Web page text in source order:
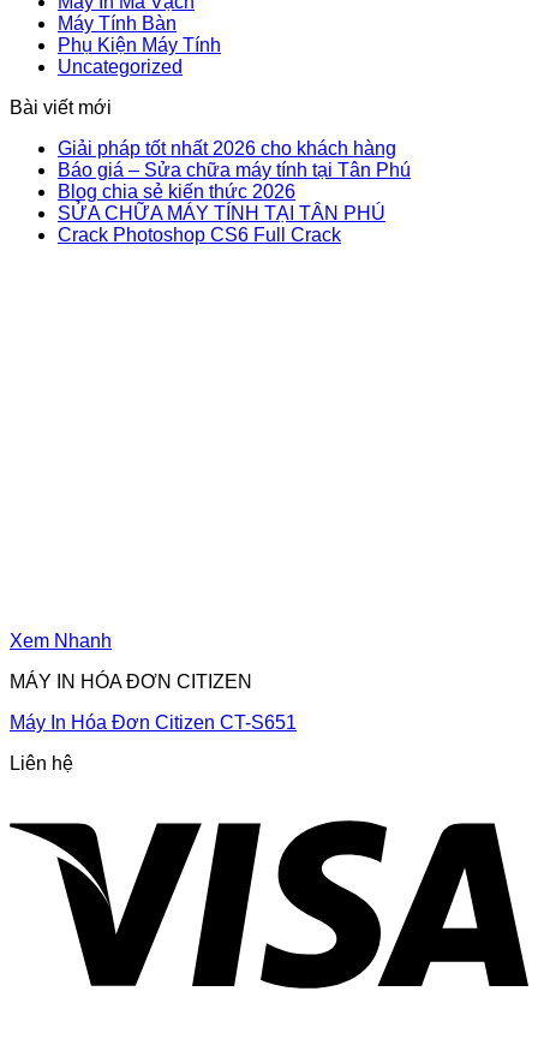
Máy Tính Bàn
Phụ Kiện Máy Tính
Uncategorized
Bài viết mới
Giải pháp tốt nhất 2026 cho khách hàng
Báo giá – Sửa chữa máy tính tại Tân Phú
Blog chia sẻ kiến thức 2026
SỬA CHỮA MÁY TÍNH TẠI TÂN PHÚ
Crack Photoshop CS6 Full Crack
Xem Nhanh
MÁY IN HÓA ĐƠN CITIZEN
Máy In Hóa Đơn Citizen CT-S651
Liên hệ